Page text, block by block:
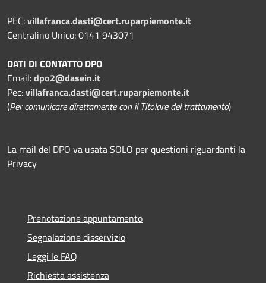
PEC:villafranca.dasti@cert.ruparpiemonte.it
Centralino Unico: 0141 943071
DATI DI CONTATTO DPO
Email:dpo2@dasein.it
Pec:villafranca.dasti@cert.ruparpiemonte.it
(Per comunicare direttamente con il Titolare del trattamento)
La mail del DPO va usata SOLO per questioni riguardanti la
Privacy
Prenotazione appuntamento
Segnalazione disservizio
Leggi le FAQ
Richiesta assistenza